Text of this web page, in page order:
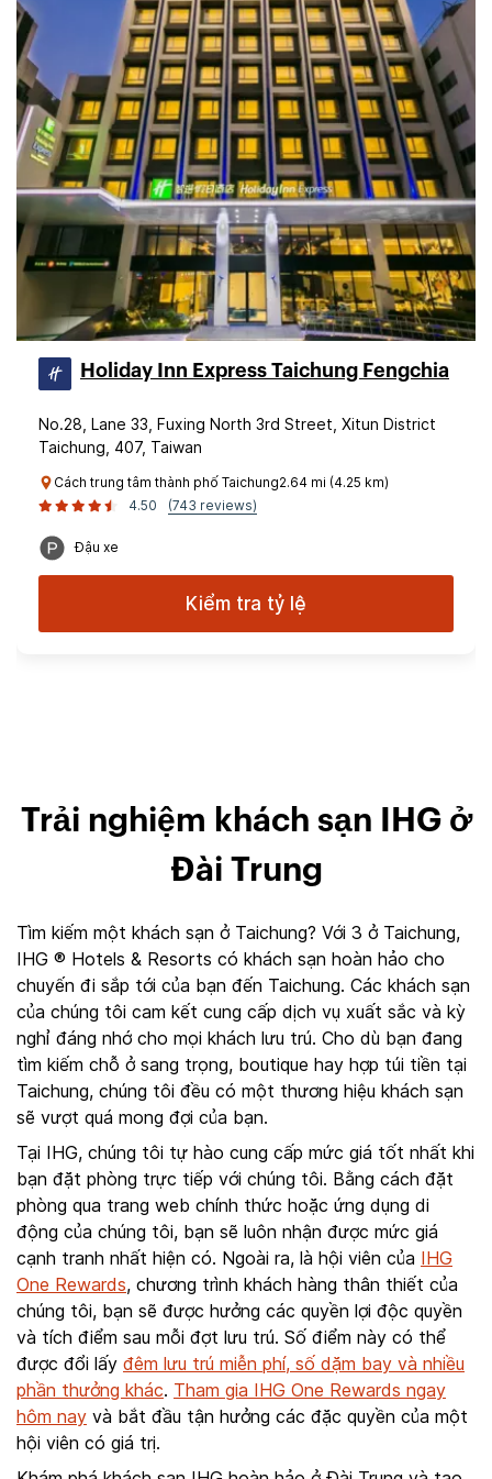
Holiday Inn Express Taichung Fengchia
No.28, Lane 33, Fuxing North 3rd Street, Xitun District
Taichung, 407, Taiwan
Cách trung tâm thành phố Taichung2.64 mi (4.25 km)
4.50
(743 reviews)
Đậu xe
Kiểm tra tỷ lệ
Trải nghiệm khách sạn IHG ở
Đài Trung
Tìm kiếm một khách sạn ở Taichung? Với 3 ở Taichung,
IHG ® Hotels & Resorts có khách sạn hoàn hảo cho
chuyến đi sắp tới của bạn đến Taichung. Các khách sạn
của chúng tôi cam kết cung cấp dịch vụ xuất sắc và kỳ
nghỉ đáng nhớ cho mọi khách lưu trú. Cho dù bạn đang
tìm kiếm chỗ ở sang trọng, boutique hay hợp túi tiền tại
Taichung, chúng tôi đều có một thương hiệu khách sạn
sẽ vượt quá mong đợi của bạn.
Tại IHG, chúng tôi tự hào cung cấp mức giá tốt nhất khi
bạn đặt phòng trực tiếp với chúng tôi. Bằng cách đặt
phòng qua trang web chính thức hoặc ứng dụng di
động của chúng tôi, bạn sẽ luôn nhận được mức giá
cạnh tranh nhất hiện có. Ngoài ra, là hội viên của IHG
One Rewards, chương trình khách hàng thân thiết của
chúng tôi, bạn sẽ được hưởng các quyền lợi độc quyền
và tích điểm sau mỗi đợt lưu trú. Số điểm này có thể
được đổi lấy đêm lưu trú miễn phí, số dặm bay và nhiều
phần thưởng khác. Tham gia IHG One Rewards ngay
hôm nay và bắt đầu tận hưởng các đặc quyền của một
hội viên có giá trị.